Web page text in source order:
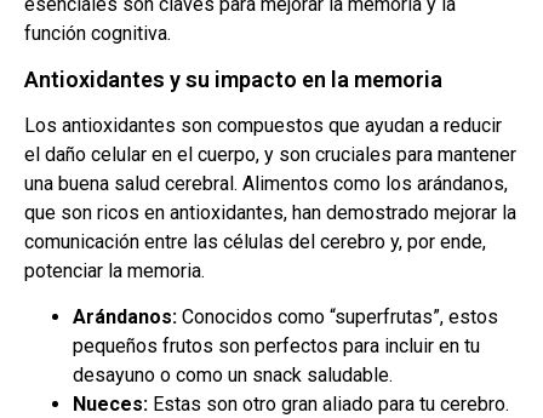
función cognitiva.
Antioxidantes y su impacto en la memoria
Los antioxidantes son compuestos que ayudan a reducir
el daño celular en el cuerpo, y son cruciales para mantener
una buena salud cerebral. Alimentos como los arándanos,
que son ricos en antioxidantes, han demostrado mejorar la
comunicación entre las células del cerebro y, por ende,
potenciar la memoria.
Arándanos: Conocidos como “superfrutas”, estos
pequeños frutos son perfectos para incluir en tu
desayuno o como un snack saludable.
Nueces: Estas son otro gran aliado para tu cerebro.